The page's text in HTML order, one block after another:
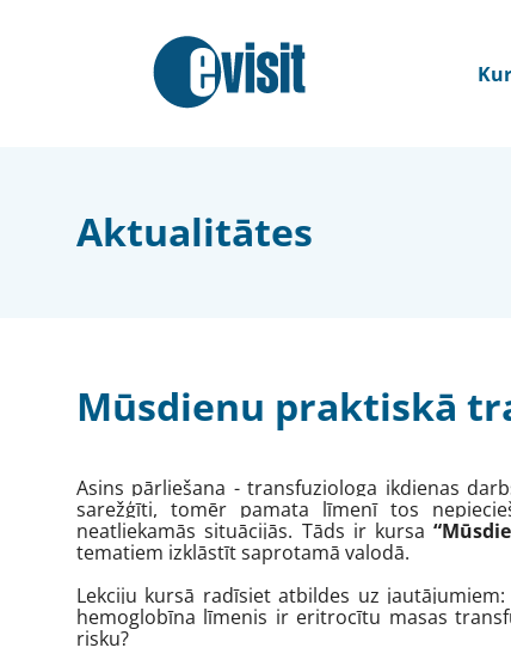
Aktualitātes
Mūsdienu praktiskā
Asins pārliešana - transfuziologa ikdienas
sarežģīti, tomēr pamata līmenī tos
neatliekamās situācijās. Tāds ir kursa
tematiem izklāstīt saprotamā valodā.
Lekciju kursā radīsiet atbildes uz
hemoglobīna līmenis ir eritrocītu masas
risku?